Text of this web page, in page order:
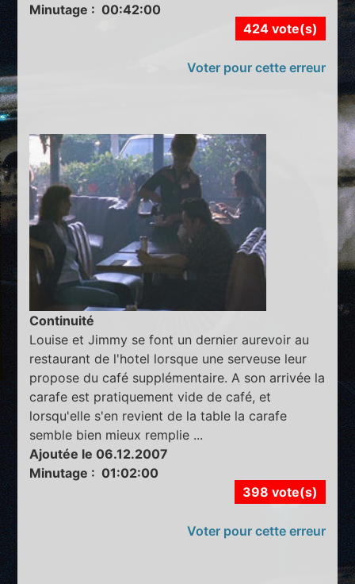
Minutage : 00:42:00
424 vote(s)
Voter pour cette erreur
Continuité
Louise et Jimmy se font un dernier aurevoir au
restaurant de l'hotel lorsque une serveuse leur
propose du café supplémentaire. A son arrivée la
carafe est pratiquement vide de café, et
lorsqu'elle s'en revient de la table la carafe
semble bien mieux remplie ...
Ajoutée le 06.12.2007
Minutage : 01:02:00
398 vote(s)
Voter pour cette erreur